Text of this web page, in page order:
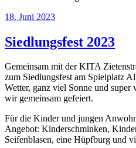
Veröffentlicht
18. Juni 2023
Siedlungsfest 2023
Gemeinsam mit der KITA
zum Siedlungsfest am Spielplatz
Wetter, ganz viel Sonne und
wir gemeinsam gefeiert.
Für die Kinder und jungen
Angebot: Kinderschminken,
Seifenblasen, eine Hüpfburg und